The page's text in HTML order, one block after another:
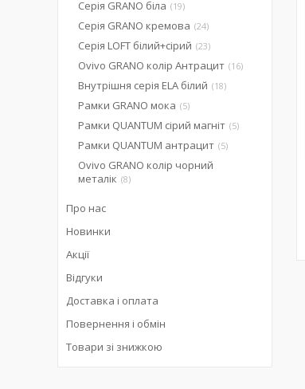
Серія GRANO біла 19
Серія GRANO кремова 24
Серія LOFT білий+сірий 23
Ovivo GRANO колір Антрацит 16
Внутрішня серія ELA білий 18
Рамки GRANO мока 5
Рамки QUANTUM сірий магніт 5
Рамки QUANTUM антрацит 5
Ovivo GRANO колір чорний
металік 8
Про нас
Новинки
Акції
Відгуки
Доставка і оплата
Повернення і обмін
Товари зі знижкою